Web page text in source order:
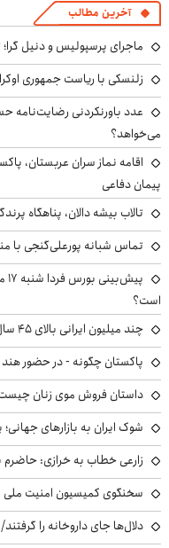
آخرین مطالب
ماجرای پرسپولیس و دنیل
زلنسکی با ریاست جمهوری
عدد باورنکردنی رضایت‌نامه
می‌خواهد؟
اقامه نماز سران عربستان،
پیمان دفاعی
تالاب بیشه دالان، پناهگاه
تماس شبانه پورعلی‌گنجی با
است؟
چند میلیون ایرانی بالای ۴۵ سال مجرد ماندند؛ پشت‌پرده چیست؟
پاکستان چگونه - در حضور
داستان فروش موی زنان
شوک ایران به بازارهای جهانی؛ پایان سلطه ۵۰
زارعی خطاب به خرازی: حاضرم
سخنگوی کمیسیون امنیت ملی
دلال‌ها جای داروخانه را